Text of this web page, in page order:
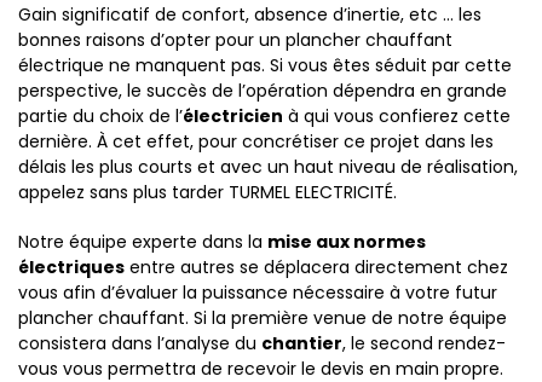
Gain significatif de confort, absence d’inertie, etc … les
bonnes raisons d’opter pour un plancher chauffant
électrique ne manquent pas. Si vous êtes séduit par cette
perspective, le succès de l’opération dépendra en grande
partie du choix de l’électricien à qui vous confierez cette
dernière. À cet effet, pour concrétiser ce projet dans les
délais les plus courts et avec un haut niveau de réalisation,
appelez sans plus tarder TURMEL ELECTRICITÉ.
Notre équipe experte dans la mise aux normes
électriques entre autres se déplacera directement chez
vous afin d’évaluer la puissance nécessaire à votre futur
plancher chauffant. Si la première venue de notre équipe
consistera dans l’analyse du chantier, le second rendez-
vous vous permettra de recevoir le devis en main propre.